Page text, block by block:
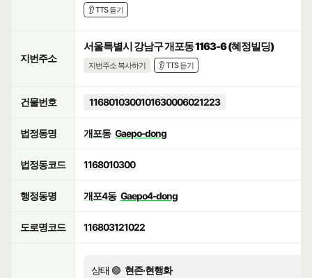
👂 TTS 듣기
지번주소
서울특별시 강남구 개포동 1163-6 (혜정빌딩)
지번주소 복사하기 👂 TTS 듣기
건물번호 1168010300101630006021223
법정동명 개포동 Gaepo-dong
법정동코드 1168010300
행정동명 개포4동 Gaepo4-dong
도로명코드 116803121022
상태 🟢 현존·현행화